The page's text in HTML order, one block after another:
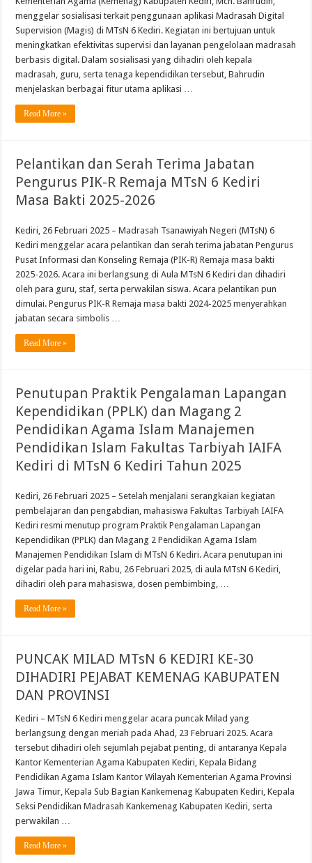
menggelar sosialisasi terkait penggunaan aplikasi Madrasah Digital
Supervision (Magis) di MTsN 6 Kediri. Kegiatan ini bertujuan untuk
meningkatkan efektivitas supervisi dan layanan pengelolaan madrasah
berbasis digital. Dalam sosialisasi yang dihadiri oleh kepala
madrasah, guru, serta tenaga kependidikan tersebut, Bahrudin
menjelaskan berbagai fitur utama aplikasi …
Read More »
Pelantikan dan Serah Terima Jabatan
Pengurus PIK-R Remaja MTsN 6 Kediri
Masa Bakti 2025-2026
Kediri, 26 Februari 2025 – Madrasah Tsanawiyah Negeri (MTsN) 6
Kediri menggelar acara pelantikan dan serah terima jabatan Pengurus
Pusat Informasi dan Konseling Remaja (PIK-R) Remaja masa bakti
2025-2026. Acara ini berlangsung di Aula MTsN 6 Kediri dan dihadiri
oleh para guru, staf, serta perwakilan siswa. Acara pelantikan pun
dimulai. Pengurus PIK-R Remaja masa bakti 2024-2025 menyerahkan
jabatan secara simbolis …
Read More »
Penutupan Praktik Pengalaman Lapangan
Kependidikan (PPLK) dan Magang 2
Pendidikan Agama Islam Manajemen
Pendidikan Islam Fakultas Tarbiyah IAIFA
Kediri di MTsN 6 Kediri Tahun 2025
Kediri, 26 Februari 2025 – Setelah menjalani serangkaian kegiatan
pembelajaran dan pengabdian, mahasiswa Fakultas Tarbiyah IAIFA
Kediri resmi menutup program Praktik Pengalaman Lapangan
Kependidikan (PPLK) dan Magang 2 Pendidikan Agama Islam
Manajemen Pendidikan Islam di MTsN 6 Kediri. Acara penutupan ini
digelar pada hari ini, Rabu, 26 Februari 2025, di aula MTsN 6 Kediri,
dihadiri oleh para mahasiswa, dosen pembimbing, …
Read More »
PUNCAK MILAD MTsN 6 KEDIRI KE-30
DIHADIRI PEJABAT KEMENAG KABUPATEN
DAN PROVINSI
Kediri – MTsN 6 Kediri menggelar acara puncak Milad yang
berlangsung dengan meriah pada Ahad, 23 Februari 2025. Acara
tersebut dihadiri oleh sejumlah pejabat penting, di antaranya Kepala
Kantor Kementerian Agama Kabupaten Kediri, Kepala Bidang
Pendidikan Agama Islam Kantor Wilayah Kementerian Agama Provinsi
Jawa Timur, Kepala Sub Bagian Kankemenag Kabupaten Kediri, Kepala
Seksi Pendidikan Madrasah Kankemenag Kabupaten Kediri, serta
perwakilan …
Read More »